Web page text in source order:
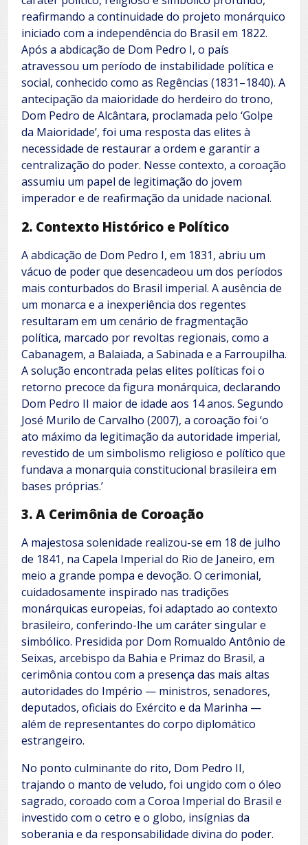
reafirmando a continuidade do projeto monárquico
iniciado com a independência do Brasil em 1822.
Após a abdicação de Dom Pedro I, o país
atravessou um período de instabilidade política e
social, conhecido como as Regências (1831–1840). A
antecipação da maioridade do herdeiro do trono,
Dom Pedro de Alcântara, proclamada pelo ‘Golpe
da Maioridade’, foi uma resposta das elites à
necessidade de restaurar a ordem e garantir a
centralização do poder. Nesse contexto, a coroação
assumiu um papel de legitimação do jovem
imperador e de reafirmação da unidade nacional.
2. Contexto Histórico e Político
A abdicação de Dom Pedro I, em 1831, abriu um
vácuo de poder que desencadeou um dos períodos
mais conturbados do Brasil imperial. A ausência de
um monarca e a inexperiência dos regentes
resultaram em um cenário de fragmentação
política, marcado por revoltas regionais, como a
Cabanagem, a Balaiada, a Sabinada e a Farroupilha.
A solução encontrada pelas elites políticas foi o
retorno precoce da figura monárquica, declarando
Dom Pedro II maior de idade aos 14 anos. Segundo
José Murilo de Carvalho (2007), a coroação foi ‘o
ato máximo da legitimação da autoridade imperial,
revestido de um simbolismo religioso e político que
fundava a monarquia constitucional brasileira em
bases próprias.’
3. A Cerimônia de Coroação
A majestosa solenidade realizou-se em 18 de julho
de 1841, na Capela Imperial do Rio de Janeiro, em
meio a grande pompa e devoção. O cerimonial,
cuidadosamente inspirado nas tradições
monárquicas europeias, foi adaptado ao contexto
brasileiro, conferindo-lhe um caráter singular e
simbólico. Presidida por Dom Romualdo Antônio de
Seixas, arcebispo da Bahia e Primaz do Brasil, a
cerimônia contou com a presença das mais altas
autoridades do Império — ministros, senadores,
deputados, oficiais do Exército e da Marinha —
além de representantes do corpo diplomático
estrangeiro.
No ponto culminante do rito, Dom Pedro II,
trajando o manto de veludo, foi ungido com o óleo
sagrado, coroado com a Coroa Imperial do Brasil e
investido com o cetro e o globo, insígnias da
soberania e da responsabilidade divina do poder.